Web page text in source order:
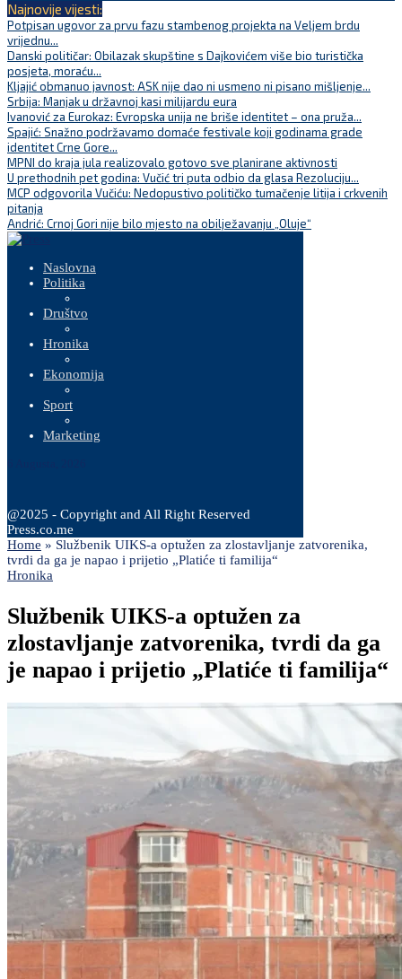
Najnovije vijesti:
Potpisan ugovor za prvu fazu stambenog projekta na Veljem brdu
vrijednu...
Danski političar: Obilazak skupštine s Dajkovićem više bio turistička
posjeta, moraću...
Kljajić obmanuo javnost: ASK nije dao ni usmeno ni pisano mišljenje...
Srbija: Manjak u državnoj kasi milijardu eura
Ivanović za Eurokaz: Evropska unija ne briše identitet – ona pruža...
Spajić: Snažno podržavamo domaće festivale koji godinama grade
identitet Crne Gore...
MPNI do kraja jula realizovalo gotovo sve planirane aktivnosti
U prethodnih pet godina: Vučić tri puta odbio da glasa Rezoluciju...
MCP odgovorila Vučiću: Nedopustivo političko tumačenje litija i crkvenih
pitanja
Andrić: Crnoj Gori nije bilo mjesto na obilježavanju „Oluje“
Naslovna
Politika
Društvo
Hronika
Ekonomija
Sport
Marketing
@2025 - Copyright and All Right Reserved
Press.co.me
Home » Službenik UIKS-a optužen za zlostavljanje zatvorenika,
tvrdi da ga je napao i prijetio „Platiće ti familija“
Hronika
Službenik UIKS-a optužen za
zlostavljanje zatvorenika, tvrdi da ga
je napao i prijetio „Platiće ti familija“